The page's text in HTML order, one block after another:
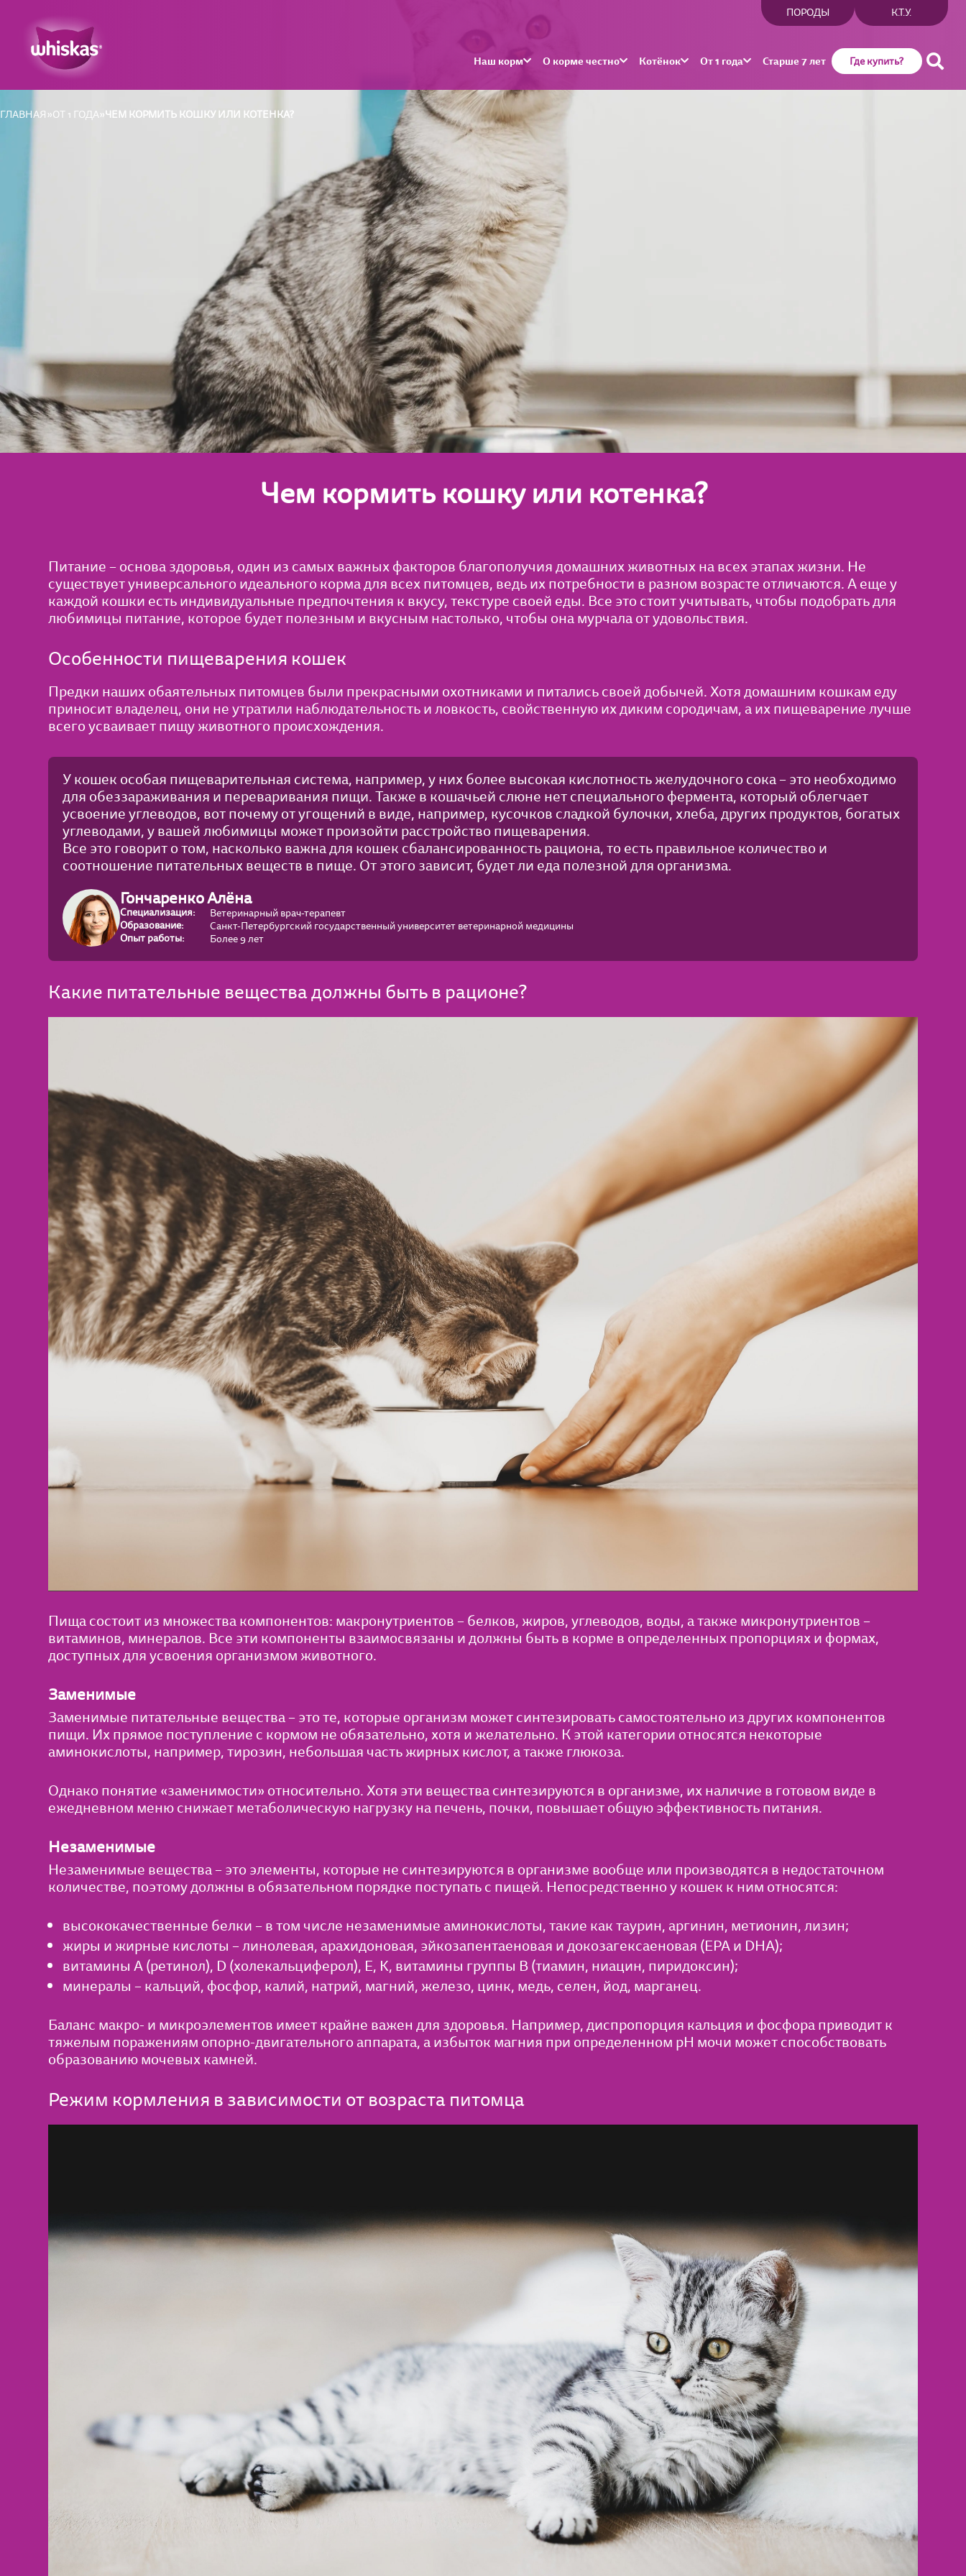
Наш корм О корме честно Котёнок От 1 года Старше 7 лет Где купить?
ПОРОДЫ К.Т.У.
ГЛАВНАЯ ОТ 1 ГОДА ЧЕМ КОРМИТЬ КОШКУ ИЛИ КОТЕНКА?
Чем кормить кошку или котенка?
Питание – основа здоровья, один из самых важных факторов благополучия домашних животных на всех этапах жизни. Не
существует универсального идеального корма для всех питомцев, ведь их потребности в разном возрасте отличаются. А еще у
каждой кошки есть индивидуальные предпочтения к вкусу, текстуре своей еды. Все это стоит учитывать, чтобы подобрать для
любимицы питание, которое будет полезным и вкусным настолько, чтобы она мурчала от удовольствия.
Особенности пищеварения кошек
Предки наших обаятельных питомцев были прекрасными охотниками и питались своей добычей. Хотя домашним кошкам еду
приносит владелец, они не утратили наблюдательность и ловкость, свойственную их диким сородичам, а их пищеварение лучше
всего усваивает пищу животного происхождения.
У кошек особая пищеварительная система, например, у них более высокая кислотность желудочного сока – это необходимо
для обеззараживания и переваривания пищи. Также в кошачьей слюне нет специального фермента, который облегчает
усвоение углеводов, вот почему от угощений в виде, например, кусочков сладкой булочки, хлеба, других продуктов, богатых
углеводами, у вашей любимицы может произойти расстройство пищеварения.
Все это говорит о том, насколько важна для кошек сбалансированность рациона, то есть правильное количество и
соотношение питательных веществ в пище. От этого зависит, будет ли еда полезной для организма.
Гончаренко Алёна
Специализация:
Ветеринарный врач-терапевт
Образование:
Санкт-Петербургский государственный университет ветеринарной медицины
Опыт работы:
Более 9 лет
Какие питательные вещества должны быть в рационе?
Пища состоит из множества компонентов: макронутриентов – белков, жиров, углеводов, воды, а также микронутриентов –
витаминов, минералов. Все эти компоненты взаимосвязаны и должны быть в корме в определенных пропорциях и формах,
доступных для усвоения организмом животного.
Заменимые
Заменимые питательные вещества – это те, которые организм может синтезировать самостоятельно из других компонентов
пищи. Их прямое поступление с кормом не обязательно, хотя и желательно. К этой категории относятся некоторые
аминокислоты, например, тирозин, небольшая часть жирных кислот, а также глюкоза.
Однако понятие «заменимости» относительно. Хотя эти вещества синтезируются в организме, их наличие в готовом виде в
ежедневном меню снижает метаболическую нагрузку на печень, почки, повышает общую эффективность питания.
Незаменимые
Незаменимые вещества – это элементы, которые не синтезируются в организме вообще или производятся в недостаточном
количестве, поэтому должны в обязательном порядке поступать с пищей. Непосредственно у кошек к ним относятся:
высококачественные белки – в том числе незаменимые аминокислоты, такие как таурин, аргинин, метионин, лизин;
жиры и жирные кислоты – линолевая, арахидоновая, эйкозапентаеновая и докозагексаеновая (EPA и DHA);
витамины A (ретинол), D (холекальциферол), E, K, витамины группы B (тиамин, ниацин, пиридоксин);
минералы – кальций, фосфор, калий, натрий, магний, железо, цинк, медь, селен, йод, марганец.
Баланс макро- и микроэлементов имеет крайне важен для здоровья. Например, диспропорция кальция и фосфора приводит к
тяжелым поражениям опорно-двигательного аппарата, а избыток магния при определенном pH мочи может способствовать
образованию мочевых камней.
Режим кормления в зависимости от возраста питомца